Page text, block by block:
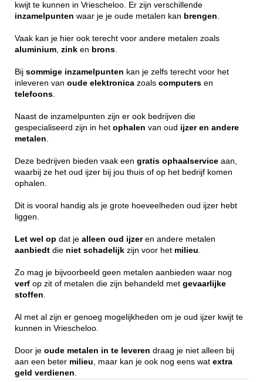
kwijt te kunnen in Vriescheloo. Er zijn verschillende
inzamelpunten waar je je oude metalen kan brengen.
Vaak kan je hier ook terecht voor andere metalen zoals
aluminium, zink en brons.
Bij sommige inzamelpunten kan je zelfs terecht voor het
inleveren van oude elektronica zoals computers en
telefoons.
Naast de inzamelpunten zijn er ook bedrijven die
gespecialiseerd zijn in het ophalen van oud ijzer en andere
metalen.
Deze bedrijven bieden vaak een gratis ophaalservice aan,
waarbij ze het oud ijzer bij jou thuis of op het bedrijf komen
ophalen.
Dit is vooral handig als je grote hoeveelheden oud ijzer hebt
liggen.
Let wel op dat je alleen oud ijzeren andere metalen
aanbiedt die niet schadelijk zijn voor het milieu.
Zo mag je bijvoorbeeld geen metalen aanbieden waar nog
verf op zit of metalen die zijn behandeld met gevaarlijke
stoffen.
Al met al zijn er genoeg mogelijkheden om je oud ijzer kwijt te
kunnen in Vriescheloo.
Door je oude metalen in te leveren draag je niet alleen bij
aan een beter milieu, maar kan je ook nog eens wat extra
geld verdienen.